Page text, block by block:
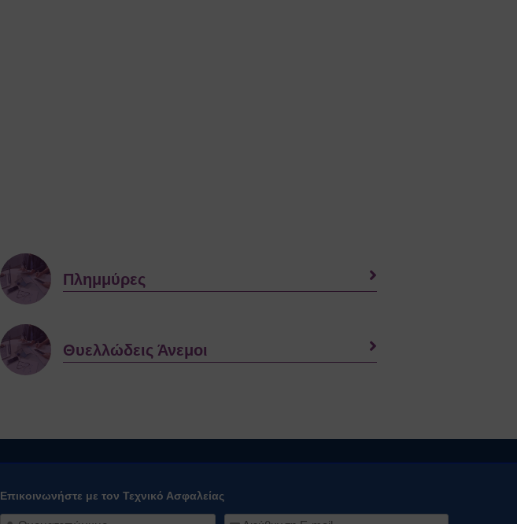
Πλημμύρες
Θυελλώδεις Άνεμοι
Επικοινωνήστε με τον Τεχνικό Ασφαλείας